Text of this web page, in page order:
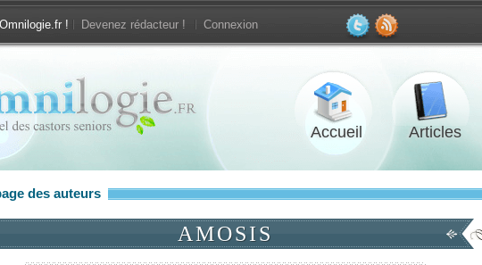
! Devenez rédacteur ! Connexion
Accueil Articles
des auteurs
AMOSIS